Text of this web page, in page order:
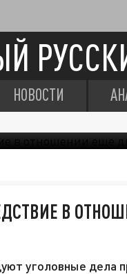
НОВОСТИ
В
уголовные дела